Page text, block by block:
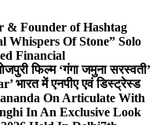
Founder of Hashtag
Whispers Of Stone” Solo
Financial
फिल्म ‘गंगा जमुना सरस्वती’
भारत में एनपीए एवं डिस्ट्रेस्ड
On Articulate With
In An Exclusive Look